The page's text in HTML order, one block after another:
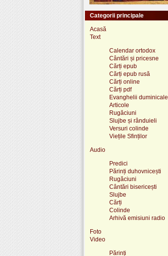
Categorii principale
Acasă
Text
Calendar ortodox
Cântări și pricesne
Cărți epub
Cărți epub rusă
Cărți online
Cărți pdf
Evanghelii duminicale
Articole
Rugăciuni
Slujbe și rânduieli
Versuri colinde
Viețile Sfinților
Audio
Predici
Părinți duhovnicești
Rugăciuni
Cântări bisericești
Slujbe
Cărți
Colinde
Arhivă emisiuni radio
Foto
Video
Părinți